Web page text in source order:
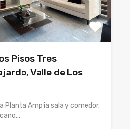
Pisos Tres
Valle de Los
Planta Amplia sala y comedor.